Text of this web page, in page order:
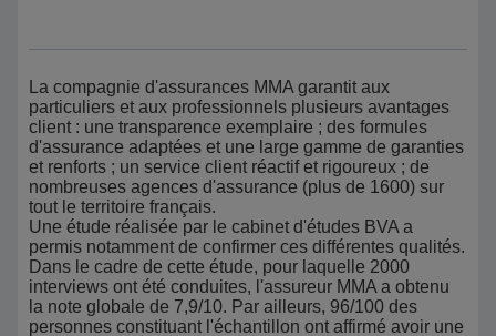
La compagnie d'assurances MMA garantit aux
particuliers et aux professionnels plusieurs avantages
client : une transparence exemplaire ; des formules
d'assurance adaptées et une large gamme de garanties
et renforts ; un service client réactif et rigoureux ; de
nombreuses agences d'assurance (plus de 1600) sur
tout le territoire français.
Une étude réalisée par le cabinet d'études BVA a
permis notamment de confirmer ces différentes qualités.
Dans le cadre de cette étude, pour laquelle 2000
interviews ont été conduites, l'assureur MMA a obtenu
la note globale de 7,9/10. Par ailleurs, 96/100 des
personnes constituant l'échantillon ont affirmé avoir une